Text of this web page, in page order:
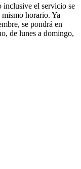
inclusive el servicio se
horario. Ya
se pondrá en
de lunes a domingo,